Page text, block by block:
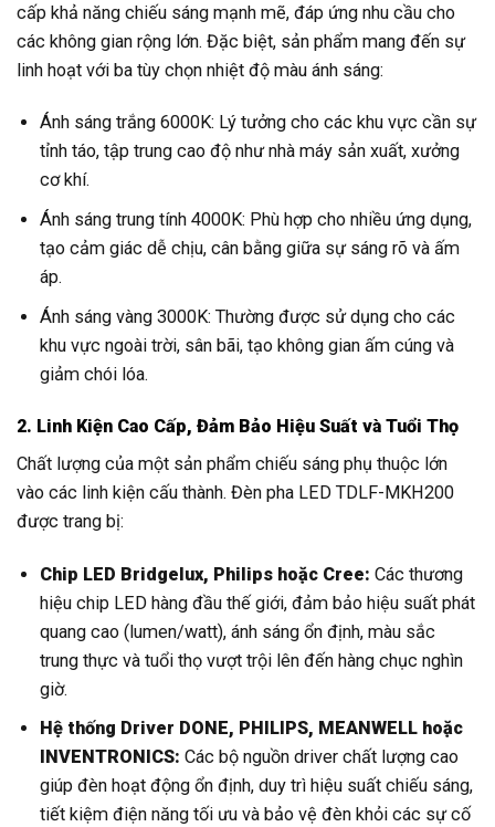
cấp khả năng chiếu sáng mạnh mẽ, đáp ứng nhu cầu cho
các không gian rộng lớn. Đặc biệt, sản phẩm mang đến sự
linh hoạt với ba tùy chọn nhiệt độ màu ánh sáng:
Ánh sáng trắng 6000K: Lý tưởng cho các khu vực cần sự
tỉnh táo, tập trung cao độ như nhà máy sản xuất, xưởng
cơ khí.
Ánh sáng trung tính 4000K: Phù hợp cho nhiều ứng dụng,
tạo cảm giác dễ chịu, cân bằng giữa sự sáng rõ và ấm
áp.
Ánh sáng vàng 3000K: Thường được sử dụng cho các
khu vực ngoài trời, sân bãi, tạo không gian ấm cúng và
giảm chói lóa.
2. Linh Kiện Cao Cấp, Đảm Bảo Hiệu Suất và Tuổi Thọ
Chất lượng của một sản phẩm chiếu sáng phụ thuộc lớn
vào các linh kiện cấu thành. Đèn pha LED TDLF-MKH200
được trang bị:
Chip LED Bridgelux, Philips hoặc Cree: Các thương
hiệu chip LED hàng đầu thế giới, đảm bảo hiệu suất phát
quang cao (lumen/watt), ánh sáng ổn định, màu sắc
trung thực và tuổi thọ vượt trội lên đến hàng chục nghìn
giờ.
Hệ thống Driver DONE, PHILIPS, MEANWELL hoặc
INVENTRONICS: Các bộ nguồn driver chất lượng cao
giúp đèn hoạt động ổn định, duy trì hiệu suất chiếu sáng,
tiết kiệm điện năng tối ưu và bảo vệ đèn khỏi các sự cố